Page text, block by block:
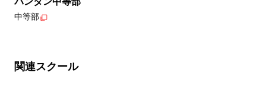
中等部
関連スクール